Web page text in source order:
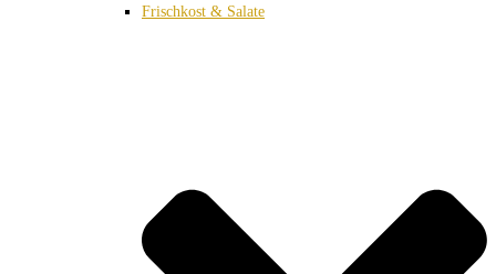
Frischkost & Salate